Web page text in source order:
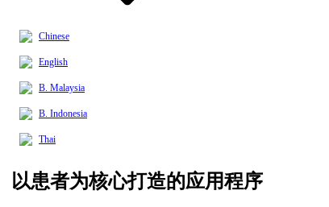
Chinese
English
B. Malaysia
B. Indonesia
Thai
以患者为核心打造的应用程序